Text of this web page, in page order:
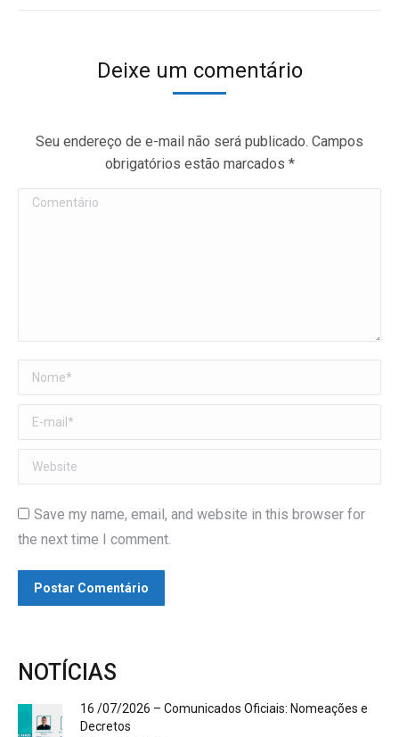
Deixe um comentário
Seu endereço de e-mail não será publicado. Campos
obrigatórios estão marcados *
Comentário
Nome *
E-mail *
Website
Save my name, email, and website in this browser for
the next time I comment.
Postar Comentário
NOTÍCIAS
16 /07/2026 – Comunicados Oficiais: Nomeações e
Decretos